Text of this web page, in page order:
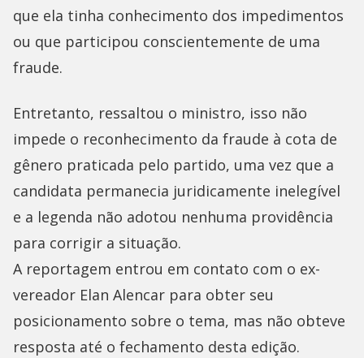
que ela tinha conhecimento dos impedimentos
ou que participou conscientemente de uma
fraude.
Entretanto, ressaltou o ministro, isso não
impede o reconhecimento da fraude à cota de
gênero praticada pelo partido, uma vez que a
candidata permanecia juridicamente inelegível
e a legenda não adotou nenhuma providência
para corrigir a situação.
A reportagem entrou em contato com o ex-
vereador Elan Alencar para obter seu
posicionamento sobre o tema, mas não obteve
resposta até o fechamento desta edição.